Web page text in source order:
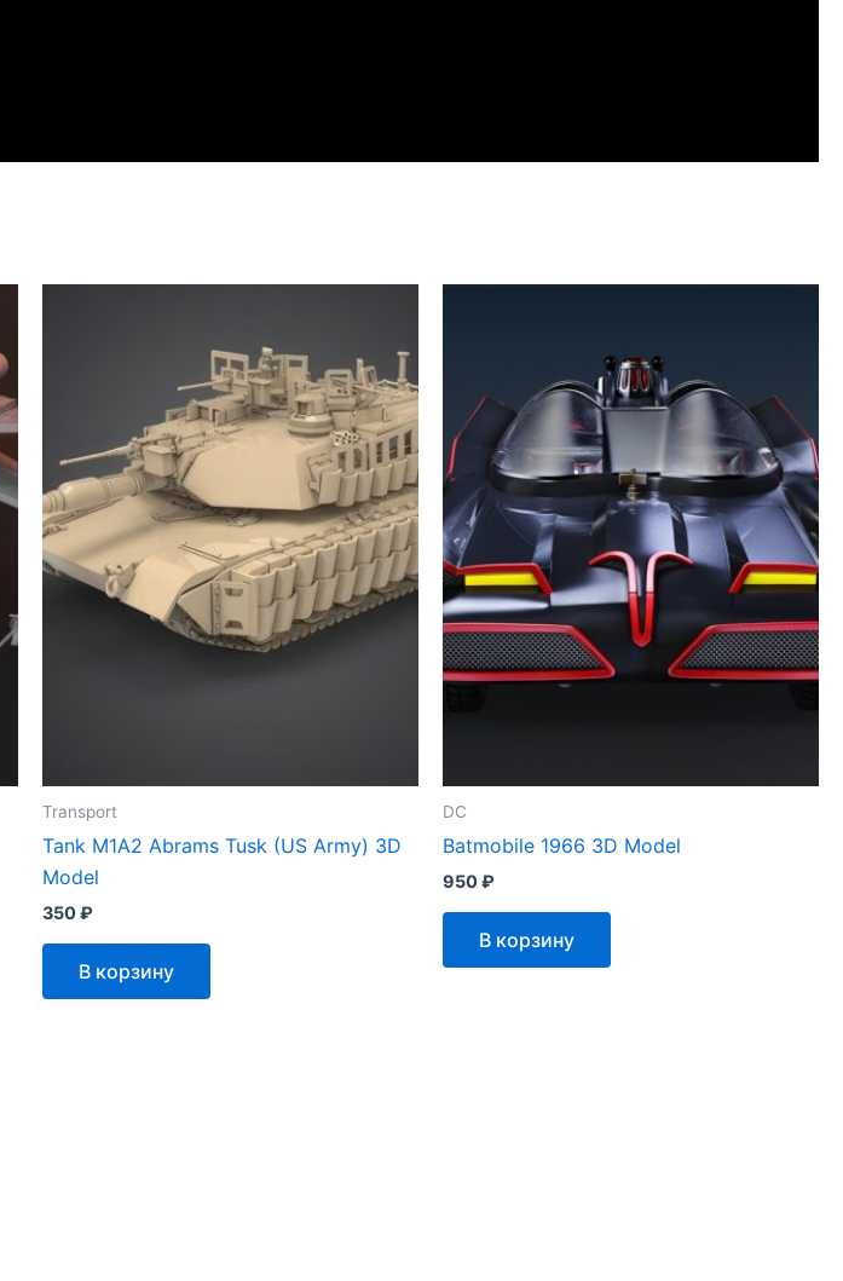
Transport
Tank M1A2 Abrams Tusk (US Army) 3D
Model
350₽
В корзину
DC
Batmobile 1966 3D Model
950₽
В корзину